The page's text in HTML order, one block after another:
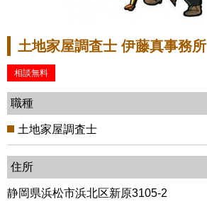
土地家屋調査士 伊藤真事務所
相談無料
職種
土地家屋調査士
住所
静岡県浜松市浜北区新原3105-2